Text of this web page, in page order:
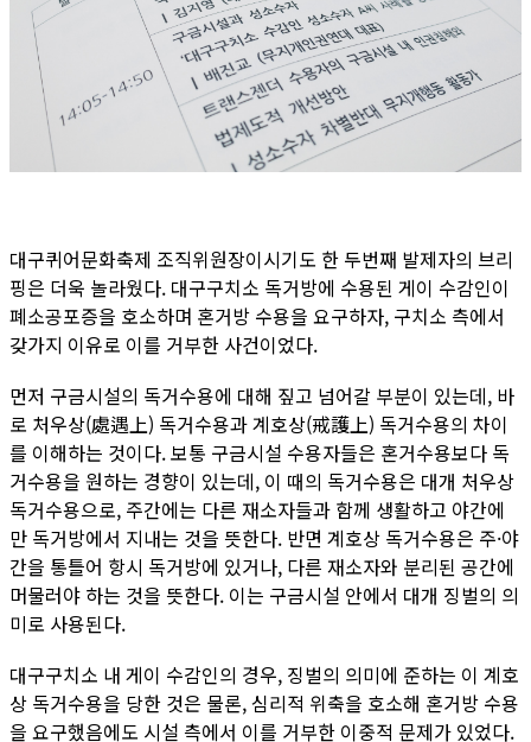
대구퀴어문화축제 조직위원장이시기도 한 두번째 발제자의 브리
핑은 더욱 놀라웠다. 대구구치소 독거방에 수용된 게이 수감인이
폐소공포증을 호소하며 혼거방 수용을 요구하자, 구치소 측에서
갖가지 이유로 이를 거부한 사건이었다.
먼저 구금시설의 독거수용에 대해 짚고 넘어갈 부분이 있는데, 바
로 처우상(處遇上) 독거수용과 계호상(戒護上) 독거수용의 차이
를 이해하는 것이다. 보통 구금시설 수용자들은 혼거수용보다 독
거수용을 원하는 경향이 있는데, 이 때의 독거수용은 대개 처우상
독거수용으로, 주간에는 다른 재소자들과 함께 생활하고 야간에
만 독거방에서 지내는 것을 뜻한다. 반면 계호상 독거수용은 주·야
간을 통틀어 항시 독거방에 있거나, 다른 재소자와 분리된 공간에
머물러야 하는 것을 뜻한다. 이는 구금시설 안에서 대개 징벌의 의
미로 사용된다.
대구구치소 내 게이 수감인의 경우, 징벌의 의미에 준하는 이 계호
상 독거수용을 당한 것은 물론, 심리적 위축을 호소해 혼거방 수용
을 요구했음에도 시설 측에서 이를 거부한 이중적 문제가 있었다.